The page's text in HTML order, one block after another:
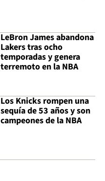
LeBron James abandona
Lakers tras ocho
temporadas y genera
terremoto en la NBA
Los Knicks rompen una
sequía de 53 años y son
campeones de la NBA